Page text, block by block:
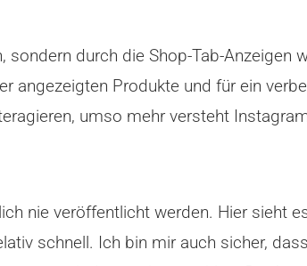
durch die Shop-Tab-Anzeigen
angezeigten Produkte und für ein
umso mehr versteht
nie veröffentlicht werden. Hier sieht
schnell. Ich bin mir auch sicher,